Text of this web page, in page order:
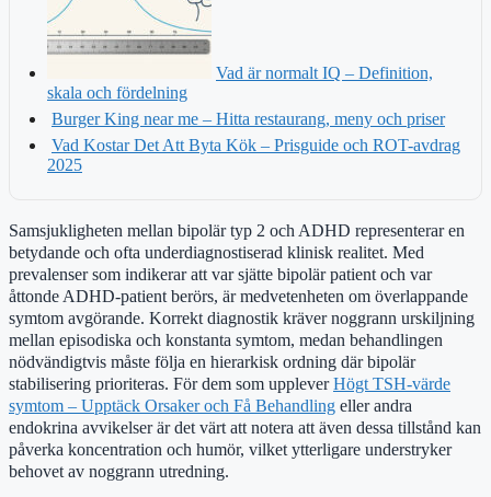
Vad är normalt IQ – Definition,
skala och fördelning
Burger King near me – Hitta restaurang, meny och priser
Vad Kostar Det Att Byta Kök – Prisguide och ROT-avdrag
2025
Samsjukligheten mellan bipolär typ 2 och ADHD representerar en
betydande och ofta underdiagnostiserad klinisk realitet. Med
prevalenser som indikerar att var sjätte bipolär patient och var
åttonde ADHD-patient berörs, är medvetenheten om överlappande
symtom avgörande. Korrekt diagnostik kräver noggrann urskiljning
mellan episodiska och konstanta symtom, medan behandlingen
nödvändigtvis måste följa en hierarkisk ordning där bipolär
stabilisering prioriteras. För dem som uppleverHögt TSH-värde
symtom – Upptäck Orsaker och Få Behandling eller andra
endokrina avvikelser är det värt att notera att även dessa tillstånd kan
påverka koncentration och humör, vilket ytterligare understryker
behovet av noggrann utredning.